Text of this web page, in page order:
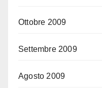
Ottobre 2009
Settembre 2009
Agosto 2009